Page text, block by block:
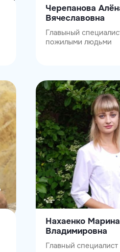
Черепанова
Вячеславовна
Главыный
пожилыми людьми
Нахаенко Марина
Владимировна
Главный